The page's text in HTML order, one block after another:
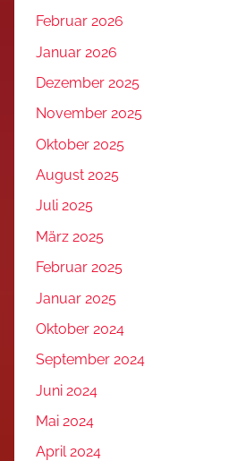
Februar 2026
Januar 2026
Dezember 2025
November 2025
Oktober 2025
August 2025
Juli 2025
März 2025
Februar 2025
Januar 2025
Oktober 2024
September 2024
Juni 2024
Mai 2024
April 2024